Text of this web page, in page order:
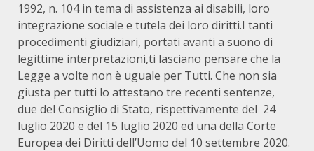
1992, n. 104 in tema di assistenza ai disabili, loro
integrazione sociale e tutela dei loro diritti.I tanti
procedimenti giudiziari, portati avanti a suono di
legittime interpretazioni,ti lasciano pensare che la
Legge a volte non è uguale per Tutti. Che non sia
giusta per tutti lo attestano tre recenti sentenze,
due del Consiglio di Stato, rispettivamente del 24
luglio 2020 e del 15 luglio 2020 ed una della Corte
Europea dei Diritti dell’Uomo del 10 settembre 2020.